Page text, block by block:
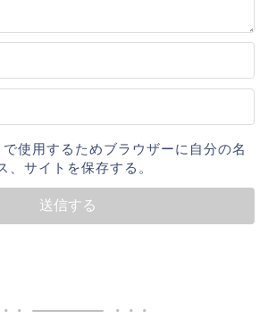
使用するためブラウザーに自分の名
、サイトを保存する。